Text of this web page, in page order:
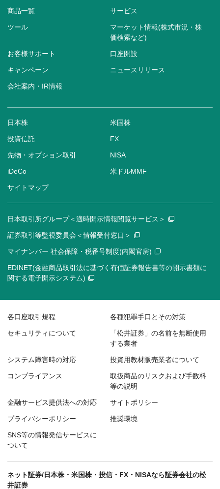
商品一覧 サービス
ツール
マーケット情報(株式市況・株
価検索など)
お客様サポート 口座開設
キャンペーン ニュースリリース
会社案内・IR情報
日本株 米国株
投資信託 FX
先物・オプション取引 NISA
iDeCo 米ドルMMF
サイトマップ
日本取引所グループ＜適時開示情報閲覧サービス＞
証券取引等監視委員会＜情報受付窓口＞
マイナンバー 社会保障・税番号制度(内閣官房)
EDINET(金融商品取引法に基づく有価証券報告書等の開示書類に
関する電子開示システム)
各口座取引規程 各種犯罪手口とその対策
セキュリティについて
「松井証券」の名前を無断使用
する業者
システム障害時の対応 投資用教材販売業者について
コンプライアンス
取扱商品のリスクおよび手数料
等の説明
金融サービス提供法への対応 サイトポリシー
プライバシーポリシー 推奨環境
SNS等の情報発信サービスに
ついて
ネット証券/日本株・米国株・投信・FX・NISAなら証券会社の松
井証券